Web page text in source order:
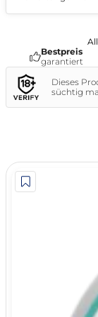
Bestpreis
garantiert
Dieses
süchtig